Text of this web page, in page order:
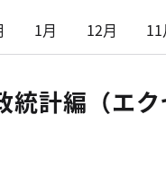
1月 12月 11
統計編（エ